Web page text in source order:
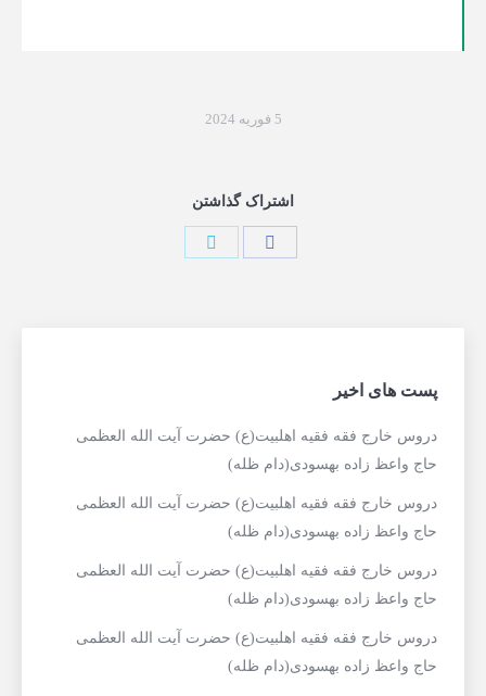
5 فوریه 2024
اشتراک گذاشتن
پست های اخیر
دروس خارج فقه فقیه اهلبیت(ع) حضرت آیت الله العظمی
حاج واعظ زاده بهسودی(دام ظله)
دروس خارج فقه فقیه اهلبیت(ع) حضرت آیت الله العظمی
حاج واعظ زاده بهسودی(دام ظله)
دروس خارج فقه فقیه اهلبیت(ع) حضرت آیت الله العظمی
حاج واعظ زاده بهسودی(دام ظله)
دروس خارج فقه فقیه اهلبیت(ع) حضرت آیت الله العظمی
حاج واعظ زاده بهسودی(دام ظله)